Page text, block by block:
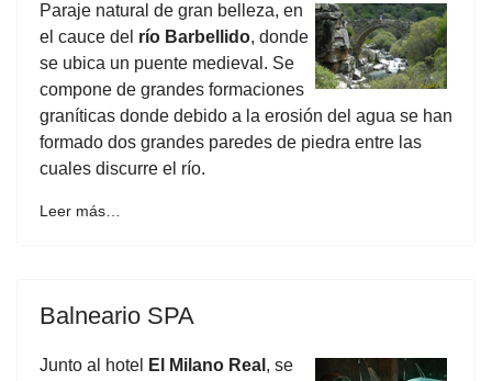
Paraje natural de gran belleza, en
el cauce del río Barbellido, donde
se ubica un puente medieval. Se
compone de grandes formaciones
graníticas donde debido a la erosión del agua se han
formado dos grandes paredes de piedra entre las
cuales discurre el río.
Leer más…
Balneario SPA
Junto al hotel El Milano Real , se